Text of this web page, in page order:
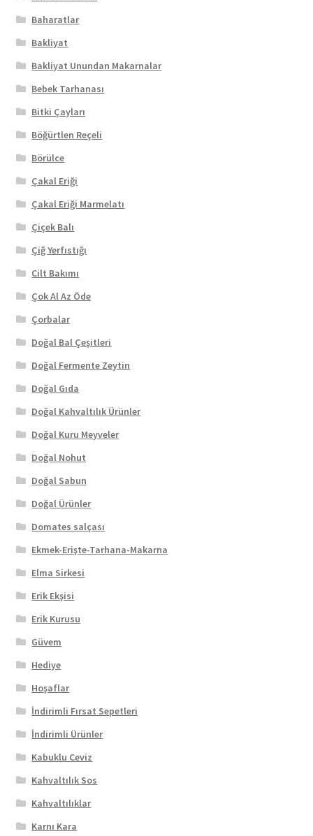
Baharatlar
Bakliyat
Bakliyat Unundan Makarnalar
Bebek Tarhanası
Bitki Çayları
Böğürtlen Reçeli
Börülce
Çakal Eriği
Çakal Eriği Marmelatı
Çiçek Balı
Çiğ Yerfıstığı
Cilt Bakımı
Çok Al Az Öde
Çorbalar
Doğal Bal Çeşitleri
Doğal Fermente Zeytin
Doğal Gıda
Doğal Kahvaltılık Ürünler
Doğal Kuru Meyveler
Doğal Nohut
Doğal Sabun
Doğal Ürünler
Domates salçası
Ekmek-Erişte-Tarhana-Makarna
Elma Sirkesi
Erik Ekşisi
Erik Kurusu
Güvem
Hediye
Hoşaflar
İndirimli Fırsat Sepetleri
İndirimli Ürünler
Kabuklu Ceviz
Kahvaltılık Sos
Kahvaltılıklar
Karnı Kara